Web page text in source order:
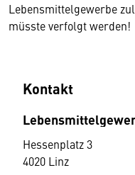
Lebensmittelgewerbe
müsste verfolgt werden!
Kontakt
Hessenplatz 3
4020 Linz